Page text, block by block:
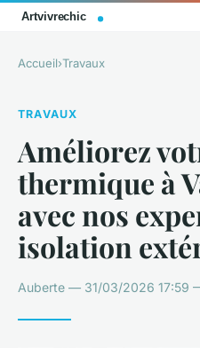
Accueil›Travaux
TRAVAUX
Améliorez
thermique à
avec nos
isolation
Auberte — 31/03/2026 17:59